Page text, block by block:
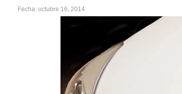
Fecha: octubre 16, 2014